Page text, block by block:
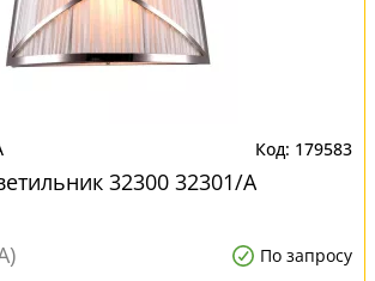
179583
32300 32301/A
По запросу